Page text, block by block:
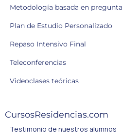
Metodología basada en
Plan de Estudio Personalizado
Repaso Intensivo Final
Teleconferencias
Videoclases teóricas
CursosResidencias.com
Testimonio de nuestros alumnos